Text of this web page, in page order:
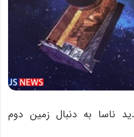
ناسا به دنبال زمین دوم